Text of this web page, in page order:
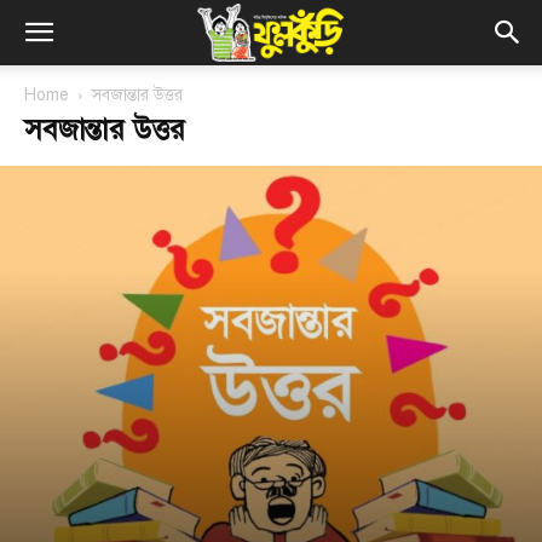
Home সবজান্তার উত্তর
সবজান্তার উত্তর